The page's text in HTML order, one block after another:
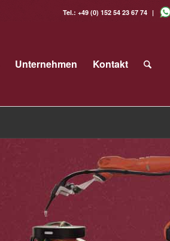
Tel.: +49 (0) 152 54 23 67 74
Unternehmen Kontakt